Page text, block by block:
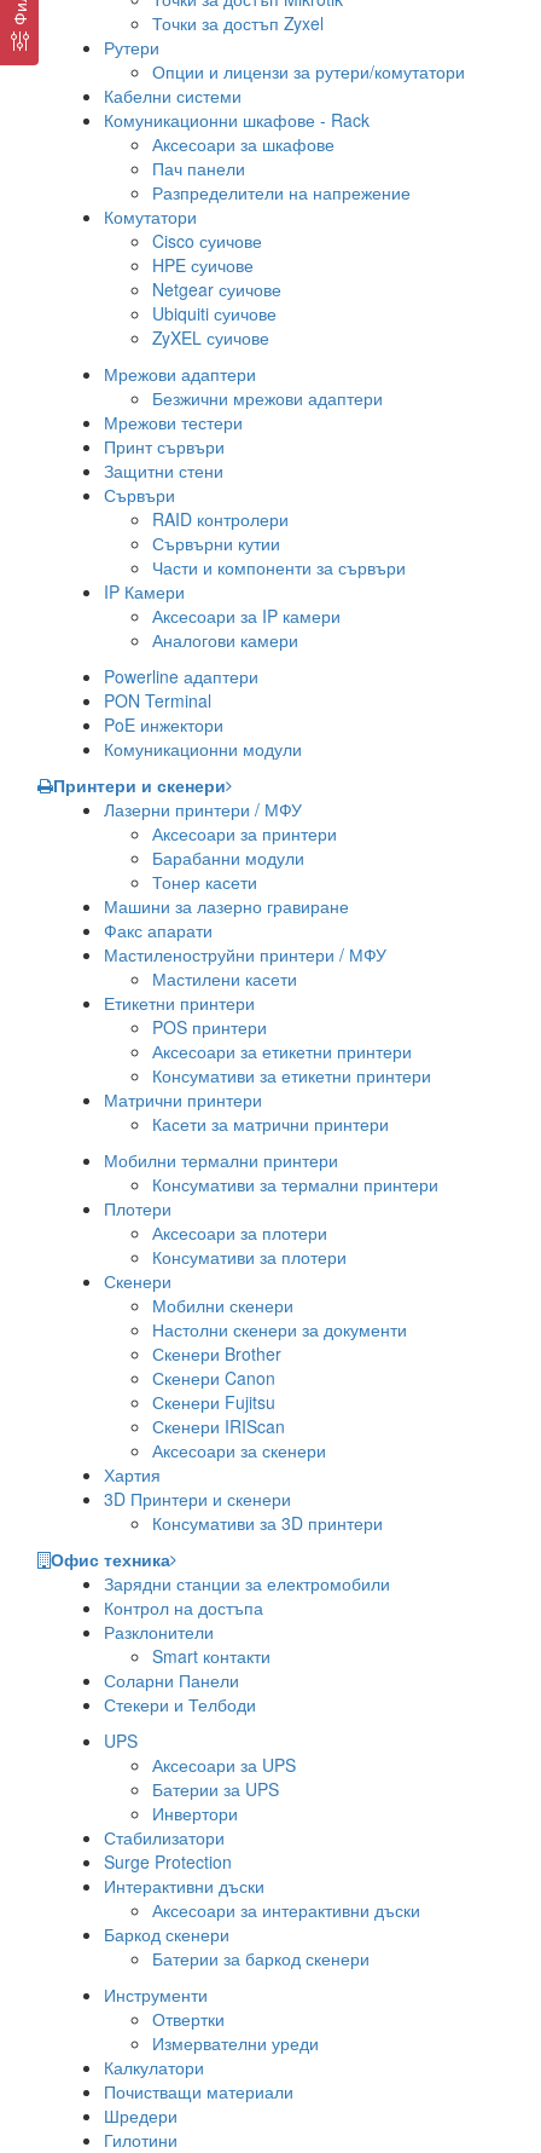
Точки за достъп Zyxel
Рутери
Опции и лицензи за рутери/комутатори
Кабелни системи
Комуникационни шкафове - Rack
Аксесоари за шкафове
Пач панели
Разпределители на напрежение
Комутатори
Cisco суичове
HPE суичове
Netgear суичове
Ubiquiti суичове
ZyXEL суичове
Мрежови адаптери
Безжични мрежови адаптери
Мрежови тестери
Принт сървъри
Защитни стени
Сървъри
RAID контролери
Сървърни кутии
Части и компоненти за сървъри
IP Камери
Аксесоари за IP камери
Аналогови камери
Powerline адаптери
PON Terminal
PoE инжектори
Комуникационни модули
Принтери и скенери
Лазерни принтери / МФУ
Аксесоари за принтери
Барабанни модули
Тонер касети
Машини за лазерно гравиране
Факс апарати
Мастиленоструйни принтери / МФУ
Мастилени касети
Етикетни принтери
POS принтери
Аксесоари за етикетни принтери
Консумативи за етикетни принтери
Матрични принтери
Касети за матрични принтери
Мобилни термални принтери
Консумативи за термални принтери
Плотери
Аксесоари за плотери
Консумативи за плотери
Скенери
Мобилни скенери
Настолни скенери за документи
Скенери Brother
Скенери Canon
Скенери Fujitsu
Скенери IRIScan
Аксесоари за скенери
Хартия
3D Принтери и скенери
Консумативи за 3D принтери
Офис техника
Зарядни станции за електромобили
Контрол на достъпа
Разклонители
Smart контакти
Соларни Панели
Стекери и Телбоди
UPS
Аксесоари за UPS
Батерии за UPS
Инвертори
Стабилизатори
Surge Protection
Интерактивни дъски
Аксесоари за интерактивни дъски
Баркод скенери
Батерии за баркод скенери
Инструменти
Отвертки
Измервателни уреди
Калкулатори
Почистващи материали
Шредери
Гилотини